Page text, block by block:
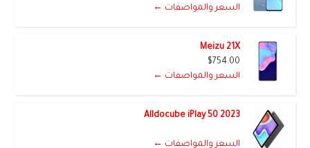
السعر والمواصفات ←
Meizu 21X
$754.00
السعر والمواصفات ←
Alldocube iPlay 50 2023
السعر والمواصفات ←